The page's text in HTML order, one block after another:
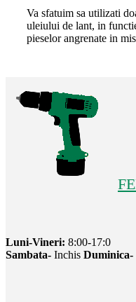
Va sfatuim sa utilizati
uleiului de lant, in
pieselor angrenate in
Luni-Vineri: 8:00-17:0
Sambata- Inchis Duminica-